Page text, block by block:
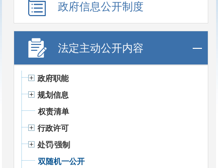
政府信息公开制度
法定主动公开内容
政府职能
规划信息
权责清单
行政许可
处罚⁄强制
双随机一公开